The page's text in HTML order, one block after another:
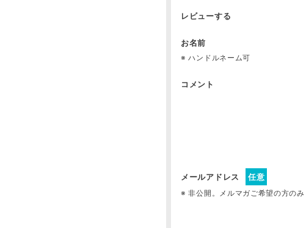
レビューする
お名前
※ ハンドルネーム可
コメント
メールアドレス 任意
※ 非公開。メルマガご希望の方のみ